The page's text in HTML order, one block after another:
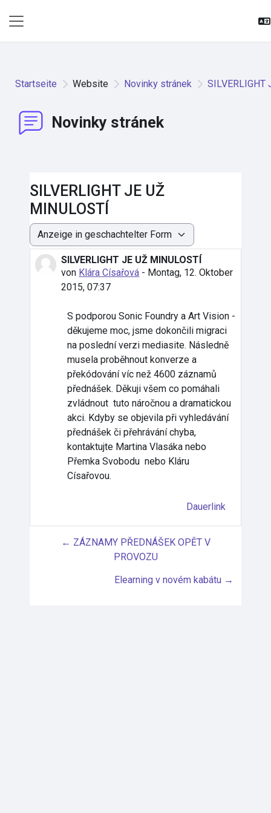
Startseite Website Novinky stránek SILVERLIGHT
Novinky stránek
SILVERLIGHT JE UŽ
MINULOSTÍ
Anzeigemodus
SILVERLIGHT JE UŽ MINULOSTÍ
von Klára Císařová - Montag, 12. Oktober
2015, 07:37
Anzahl Antworten: 0
S podporou Sonic Foundry a Art Vision -
děkujeme moc, jsme dokončili migraci
na poslední verzi mediasite. Následně
musela proběhnout konverze a
překódování víc než 4600 záznamů
přednášek. Děkuji všem co pomáhali
zvládnout tuto náročnou a dramatickou
akci. Kdyby se objevila při vyhledávání
přednášek či přehrávání chyba,
kontaktujte Martina Vlasáka nebo
Přemka Svobodu nebo Kláru
Císařovou.
Dauerlink
← ZÁZNAMY PŘEDNÁŠEK OPĚT V
PROVOZU
Elearning v novém kabátu →